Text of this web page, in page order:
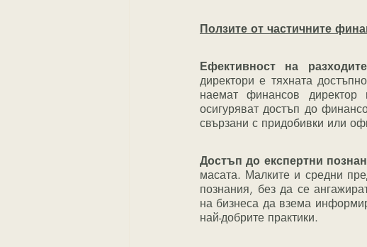
Ползите от частичните
Ефективност на
директори е тяхната
наемат финансов
осигуряват достъп до
свързани с придобивки или
Достъп до експертни
масата. Малките и средни
познания, без да се
на бизнеса да взема
най-добрите практики.